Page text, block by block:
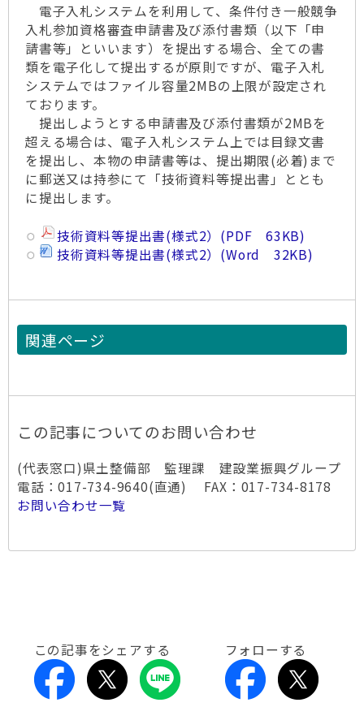
電子入札システムを利用して、条件付き一般競争
入札参加資格審査申請書及び添付書類（以下「申
請書等」といいます）を提出する場合、全ての書
類を電子化して提出するが原則ですが、電子入札
システムではファイル容量2MBの上限が設定され
ております。
提出しようとする申請書及び添付書類が2MBを
超える場合は、電子入札システム上では目録文書
を提出し、本物の申請書等は、提出期限(必着)まで
に郵送又は持参にて「技術資料等提出書」ととも
に提出します。
技術資料等提出書(様式2）(PDF 63KB)
技術資料等提出書(様式2）(Word 32KB)
関連ページ
この記事についてのお問い合わせ
(代表窓口)県土整備部 監理課 建設業振興グループ
電話：017-734-9640(直通) FAX：017-734-8178
お問い合わせ一覧
この記事をシェアする フォローする